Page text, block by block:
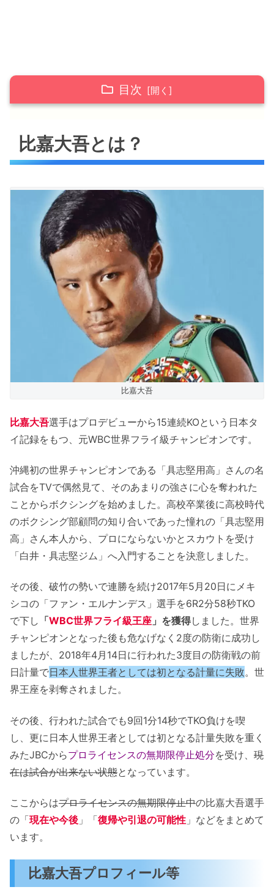
目次
比嘉大吾プロフィール等
比嘉大吾の現在(2021年)や今後
比嘉大吾はランキングから名前が消えた？
比嘉大吾はインスタの投稿を全て削除した？
比嘉大吾まとめ
比嘉大吾とは？
比嘉大吾
比嘉大吾選手はプロデビューから15連続KOという日本タ
イ記録をもつ、元WBC世界フライ級チャンピオンです。
沖縄初の世界チャンピオンである「具志堅用高」さんの名
試合をTVで偶然見て、そのあまりの強さに心を奪われた
ことからボクシングを始めました。高校卒業後に高校時代
のボクシング部顧問の知り合いであった憧れの「具志堅用
高」さん本人から、プロにならないかとスカウトを受け
「白井・具志堅ジム」へ入門することを決意しました。
その後、破竹の勢いで連勝を続け2017年5月20日にメキ
シコの「ファン・エルナンデス」選手を6R2分58秒TKO
で下し 「WBC世界フライ級王座 」を獲得しました。世界
チャンピオンとなった後も危なげなく2度の防衛に成功し
ましたが、2018年4月14日に行われた3度目の防衛戦の前
日計量で日本人世界王者としては初となる計量に失敗。世
界王座を剥奪されました。
その後、行われた試合でも9回1分14秒でTKO負けを喫
し、更に日本人世界王者としては初となる計量失敗を重く
みたJBCからプロライセンスの無期限停止処分を受け、 現
在は試合が出来ない状態となっています。
ここからはプロライセンスの無期限停止中の比嘉大吾選手
の「現在や今後 」「復帰や引退の可能性 」などをまとめて
います。
比嘉大吾プロフィール等